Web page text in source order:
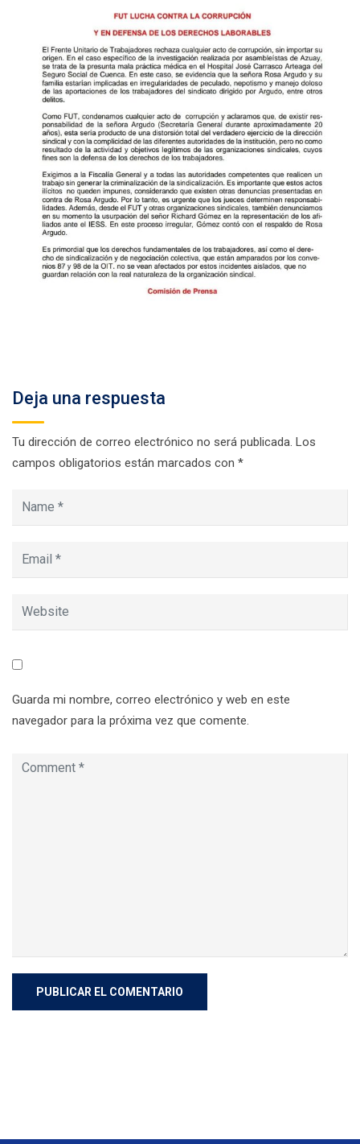
Deja una respuesta
Tu dirección de correo electrónico no será publicada. Los
campos obligatorios están marcados con *
Guarda mi nombre, correo electrónico y web en este
navegador para la próxima vez que comente.